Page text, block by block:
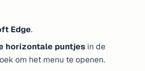
Edge.
horizontale puntjes in de
om het menu te openen.